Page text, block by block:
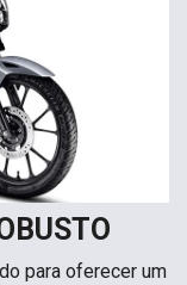
para oferecer um